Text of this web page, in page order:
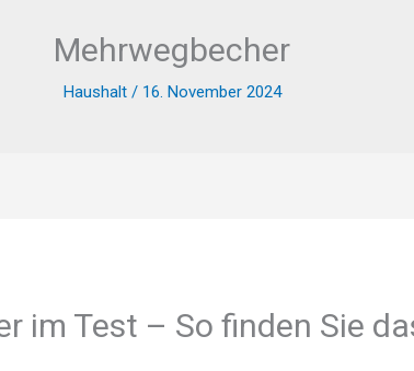
Mehrwegbecher
Haushalt/ 16. November 2024
im Test – So finden Sie